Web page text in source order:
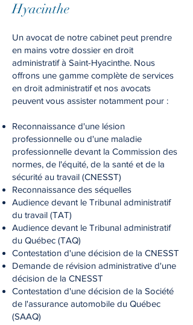
Hyacinthe
Un avocat de notre cabinet peut prendre
en mains votre dossier en droit
administratif à Saint-Hyacinthe. Nous
offrons une gamme complète de services
en droit administratif et nos avocats
peuvent vous assister notamment pour :
Reconnaissance d'une lésion
professionnelle ou d'une maladie
professionnelle devant la Commission des
normes, de l'équité, de la santé et de la
sécurité au travail (CNESST)
Reconnaissance des séquelles
Audience devant le Tribunal administratif
du travail (TAT)
Audience devant le Tribunal administratif
du Québec (TAQ)
Contestation d'une décision de la CNESST
Demande de révision administrative d'une
décision de la CNESST
Contestation d'une décision de la Société
de l'assurance automobile du Québec
(SAAQ)